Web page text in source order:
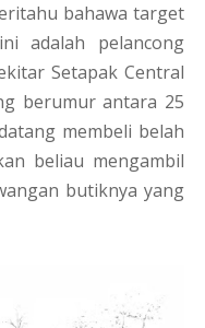
bahawa target
adalah pelancong
Setapak Central
berumur antara 25
membeli belah
beliau mengambil
butiknya yang